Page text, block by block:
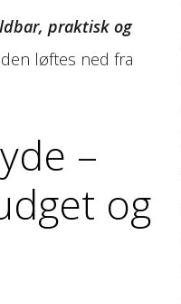
praktisk og
løftes ned fra
–
og